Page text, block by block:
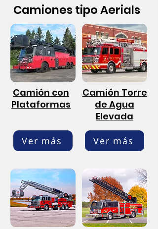
Camiones tipo Aerials
Camión con
Plataformas
Camión Torre
de Agua
Elevada
Ver más Ver más